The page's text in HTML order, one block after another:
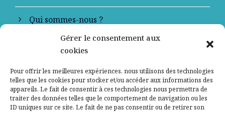
Gérer le consentement aux
cookies
Pour offrir les meilleures expériences, nous utilisons des technologies
telles que les cookies pour stocker et/ou accéder aux informations des
appareils. Le fait de consentir à ces technologies nous permettra de
traiter des données telles que le comportement de navigation ou les
ID uniques sur ce site. Le fait de ne pas consentir ou de retirer son
Qui sommes-nous ?
Contactez-nous
Mentions légales
Politique de confidentialité